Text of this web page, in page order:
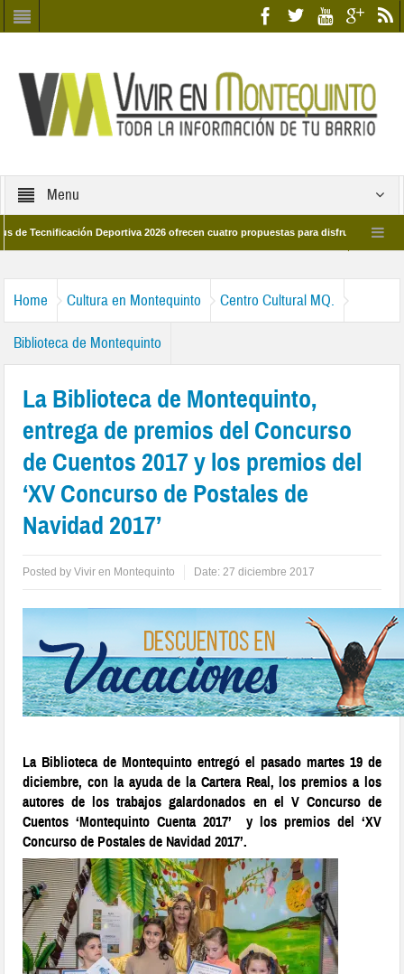
Menu
Deportiva 2026 ofrecen cuatro propuestas para disfrutar del deporte
Home Cultura en Montequinto Centro Cultural MQ.
Biblioteca de Montequinto
La Biblioteca de Montequinto,
entrega de premios del Concurso
de Cuentos 2017 y los premios del
‘XV Concurso de Postales de
Navidad 2017’
Posted byVivir en Montequinto Date:27 diciembre 2017
La Biblioteca de Montequinto entregó el pasado martes 19 de
diciembre, con la ayuda de la Cartera Real, los premios a los
autores de los trabajos galardonados en el V Concurso de
Cuentos‘Montequinto Cuenta 2017’ y los premios del ‘XV
Concurso de Postales de Navidad 2017’.